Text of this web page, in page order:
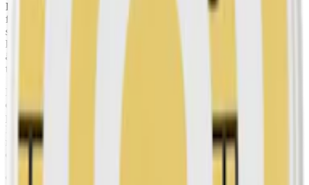
Detta snus från Swedish Match är ett slim-snus med traditionell
fuktighet, ett klassiska brunt snus, som ger en intensiv och kraftfull
smak och nikotinupplevelse.G3 Extra Strong Slim har en robust,
kryddig tobakssmak som balanseras med noter av bergamott,
ädelträ, te och läder. Detta ger en smak som är unik och samtidigt
traditionell och bekant.
Prillan hos G3 Extra Strong Slim, original portion i slim-format, har
en lätt fuktig yta för snabb release av smak. En dosa innehåller 24
prillor à 0,9 gram. Det ger en nettovikt på 21,6 gram. En prilla G3
Extra Strong Slim innehåller 18 milligram nikotin (som ger en
nikotinhalt på 2%). G3 snus är ett av få snusmärken som tillverkar
extra starkt snus i slimmade prillor.
G3 Extra Strong Slim tillverkas av vatten, salt, tobak,